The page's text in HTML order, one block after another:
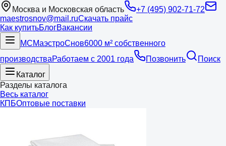
Москва и Московская область
+7 (495) 902-71-72
maestrosnov@mail.ruСкачать прайс
Как купитьБлогВакансии
МСМаэстроСнов6000 м² собственного
производстваРаботаем с 2001 года Позвонить
Поиск
Каталог
Разделы каталога
Весь каталог
КПБОптовые поставки